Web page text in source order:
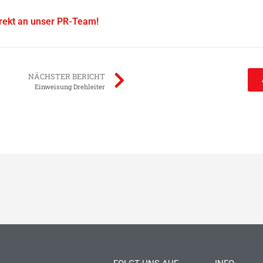
an unser PR-Team!
NÄCHSTER BERICHT
Einweisung Drehleiter